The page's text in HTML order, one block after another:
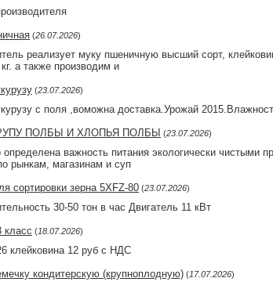
(26.07.2026)
реализует муку пшеничную высший сорт,
а также производим и
(23.07.2026)
с поля ,воможна доставка.Урожай
ПОЛБЫ И ХЛОПЬЯ ПОЛБЫ (23.07.2026)
важность питания экологически чистыми
рынкам, магазинам и суп
сортировки зерна 5XFZ-80 (23.07.2026)
30-50 тон в час Двигатель 11 кВт
класс (18.07.2026)
клейковина 12 руб с НДС
кондитерскую (крупноплодную) (17.07.2026)